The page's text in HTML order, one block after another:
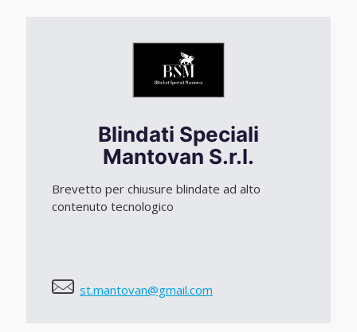
Blindati Speciali
Mantovan S.r.l.
Brevetto per chiusure blindate ad alto
contenuto tecnologico
st.mantovan@gmail.com